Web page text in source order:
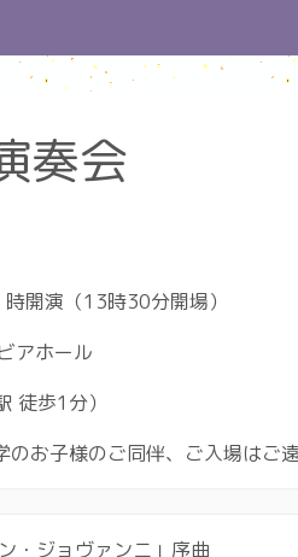
奏会
開演（13時30分開場）
アホール
徒歩1分）
お子様のご同伴、ご入場はご遠
・ジョヴァンニ」序曲